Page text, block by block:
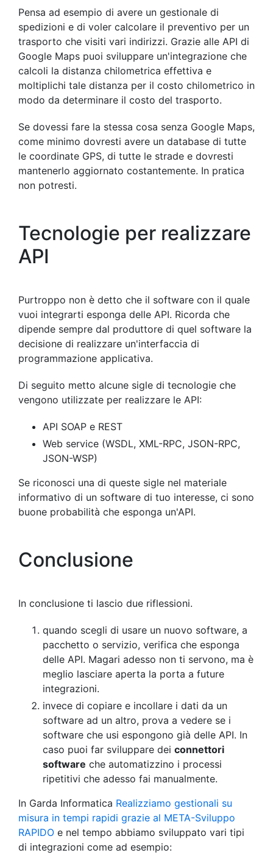
Pensa ad esempio di avere un gestionale di
spedizioni e di voler calcolare il preventivo per un
trasporto che visiti vari indirizzi. Grazie alle API di
Google Maps puoi sviluppare un'integrazione che
calcoli la distanza chilometrica effettiva e
moltiplichi tale distanza per il costo chilometrico in
modo da determinare il costo del trasporto.
Se dovessi fare la stessa cosa senza Google Maps,
come minimo dovresti avere un database di tutte
le coordinate GPS, di tutte le strade e dovresti
mantenerlo aggiornato costantemente. In pratica
non potresti.
Tecnologie per realizzare
API
Purtroppo non è detto che il software con il quale
vuoi integrarti esponga delle API. Ricorda che
dipende sempre dal produttore di quel software la
decisione di realizzare un'interfaccia di
programmazione applicativa.
Di seguito metto alcune sigle di tecnologie che
vengono utilizzate per realizzare le API:
API SOAP e REST
Web service (WSDL, XML-RPC, JSON-RPC,
JSON-WSP)
Se riconosci una di queste sigle nel materiale
informativo di un software di tuo interesse, ci sono
buone probabilità che esponga un'API.
Conclusione
In conclusione ti lascio due riflessioni.
quando scegli di usare un nuovo software, a
pacchetto o servizio, verifica che esponga
delle API. Magari adesso non ti servono, ma è
meglio lasciare aperta la porta a future
integrazioni.
invece di copiare e incollare i dati da un
software ad un altro, prova a vedere se i
software che usi espongono già delle API. In
caso puoi far sviluppare dei connettori
software che automatizzino i processi
ripetitivi che adesso fai manualmente.
In Garda Informatica Realizziamo gestionali su
misura in tempi rapidi grazie al META-Sviluppo
RAPIDO e nel tempo abbiamo sviluppato vari tipi
di integrazioni come ad esempio: